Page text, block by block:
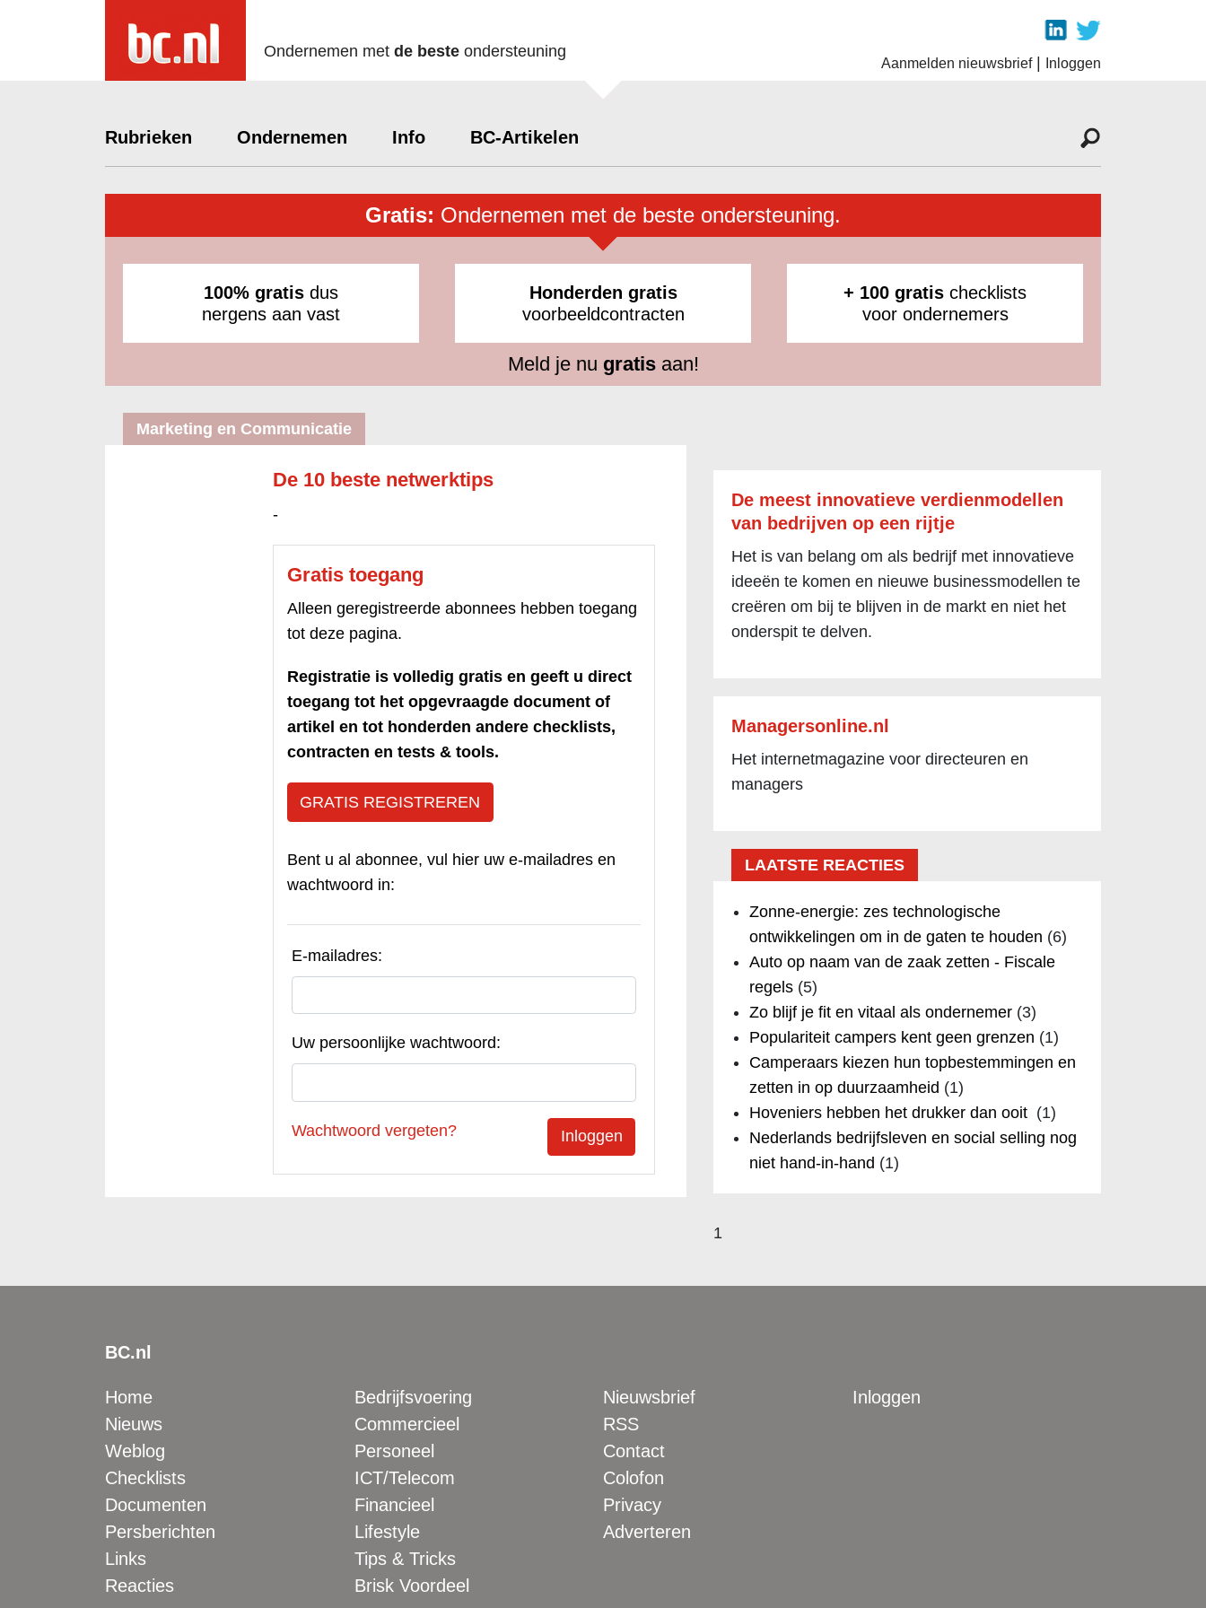
Ondernemen met de beste ondersteuning
Aanmelden nieuwsbrief| Inloggen
Rubrieken Ondernemen Info BC-Artikelen
Gratis: Ondernemen met de beste ondersteuning.
100% gratis dus
nergens aan vast
Honderden gratis
voorbeeldcontracten
+ 100 gratis checklists
voor ondernemers
Meld je nu gratisaan!
Marketing en Communicatie
De 10 beste netwerktips
-
Gratis toegang
Alleen geregistreerde abonnees hebben toegang
tot deze pagina.
Registratie is volledig gratis en geeft u direct
toegang tot het opgevraagde document of
artikel en tot honderden andere checklists,
contracten en tests & tools.
GRATIS REGISTREREN
Bent u al abonnee, vul hier uw e-mailadres en
wachtwoord in:
E-mailadres:
Uw persoonlijke wachtwoord:
Wachtwoord vergeten?
De meest innovatieve verdienmodellen
van bedrijven op een rijtje
Het is van belang om als bedrijf met innovatieve
ideeën te komen en nieuwe businessmodellen te
creëren om bij te blijven in de markt en niet het
onderspit te delven.
Managersonline.nl
Het internetmagazine voor directeuren en
managers
LAATSTE REACTIES
Zonne-energie: zes technologische
ontwikkelingen om in de gaten te houden (6)
Auto op naam van de zaak zetten - Fiscale
regels(5)
Zo blijf je fit en vitaal als ondernemer(3)
Populariteit campers kent geen grenzen (1)
Camperaars kiezen hun topbestemmingen en
zetten in op duurzaamheid (1)
Hoveniers hebben het drukker dan ooit (1)
Nederlands bedrijfsleven en social selling nog
niet hand-in-hand (1)
1
BC.nl
Home
Nieuws
Weblog
Checklists
Documenten
Persberichten
Links
Reacties
Bedrijfsvoering
Commercieel
Personeel
ICT/Telecom
Financieel
Lifestyle
Tips & Tricks
Brisk Voordeel
Nieuwsbrief
RSS
Contact
Colofon
Privacy
Adverteren
Inloggen